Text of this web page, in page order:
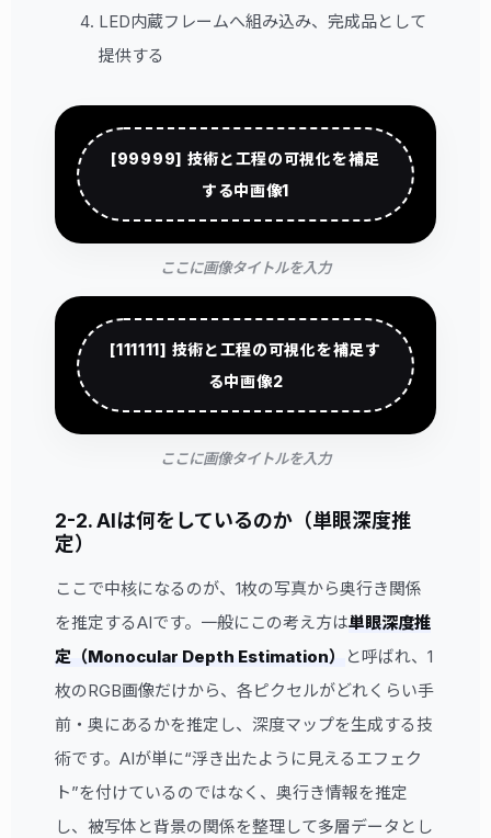
LED内蔵フレームへ組み込み、完成品として
提供する
[99999] 技術と工程の可視化を補足
する中画像1
ここに画像タイトルを入力
[111111] 技術と工程の可視化を補足す
る中画像2
ここに画像タイトルを入力
2-2. AIは何をしているのか（単眼深度推
定）
ここで中核になるのが、1枚の写真から奥行き関係
を推定するAIです。一般にこの考え方は単眼深度推
定（Monocular Depth Estimation）
と呼ばれ、1
枚のRGB画像だけから、各ピクセルがどれくらい手
前・奥にあるかを推定し、深度マップを生成する技
術です。AIが単に“浮き出たように見えるエフェク
ト”を付けているのではなく、奥行き情報を推定
し、被写体と背景の関係を整理して多層データとし